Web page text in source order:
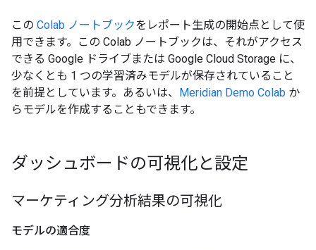
この Colab ノートブックをレポート生成の開始点として使
用できます。この Colab ノートブックは、それがアクセス
できる Google ドライブまたは Google Cloud Storage に、
少なくとも 1 つの学習済みモデルが保存されていること
を前提としています。あるいは、 Meridian Demo Colab か
らモデルを作成することもできます。
ダッシュボードの可視化と設定
マーケティング分析結果の可視化
モデルの適合度